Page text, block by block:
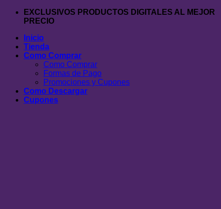
Saltar
EXCLUSIVOS PRODUCTOS DIGITALES AL MEJOR
PRECIO
Inicio
Tienda
Como Comprar
Como Comprar
Formas de Pago
Promociones y Cupones
Como Descargar
Cupones